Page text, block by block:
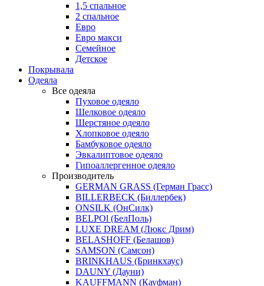
1,5 спальное
2 спальное
Евро
Евро макси
Семейное
Детское
Покрывала
Одеяла
Все одеяла
Пуховое одеяло
Шелковое одеяло
Шерстяное одеяло
Хлопковое одеяло
Бамбуковое одеяло
Эвкалиптовое одеяло
Гипоаллергенное одеяло
Производитель
GERMAN GRASS (Герман Грасс)
BILLERBECK (Биллербек)
ONSILK (ОнСилк)
BELPOl (БелПоль)
LUXE DREAM (Люкс Дрим)
BELASHOFF (Белашов)
SAMSON (Самсон)
BRINKHAUS (Бринкхаус)
DAUNY (Дауни)
KAUFFMANN (Кауфман)